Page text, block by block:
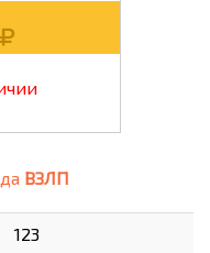
ВЗЛП
123